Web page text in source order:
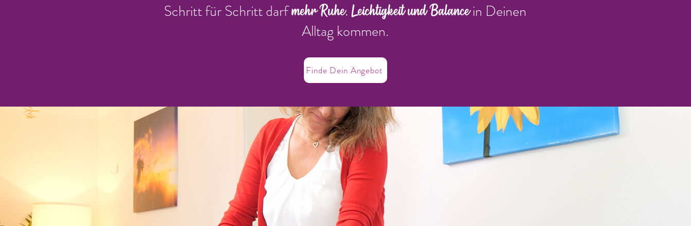
Schritt für Schritt darfmehr Ruhe, Leichtigkeit und Balancein Deinen
Alltag kommen.
Finde Dein Angebot